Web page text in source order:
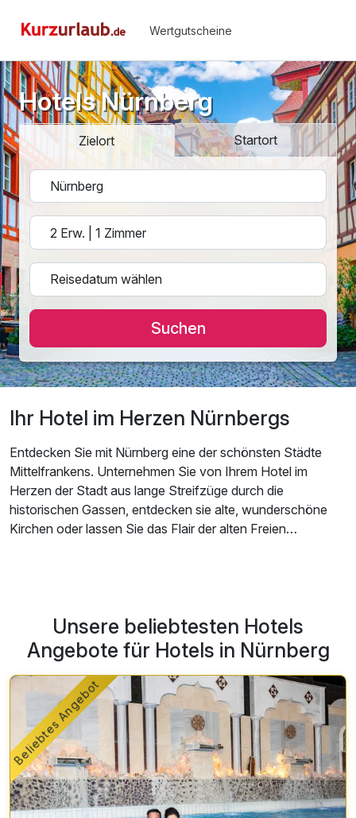
Wertgutscheine
Hotels Nürnberg
Zielort Startort
Suchen
Ihr Hotel im Herzen Nürnbergs
Entdecken Sie mit Nürnberg eine der schönsten Städte
Mittelfrankens. Unternehmen Sie von Ihrem Hotel im
Herzen der Stadt aus lange Streifzüge durch die
historischen Gassen, entdecken sie alte, wunderschöne
Kirchen oder lassen Sie das Flair der alten Freien
Unsere beliebtesten Hotels
Angebote für Hotels in Nürnberg
Beliebtes Angebot